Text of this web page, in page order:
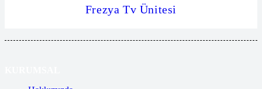
Frezya Tv Ünitesi